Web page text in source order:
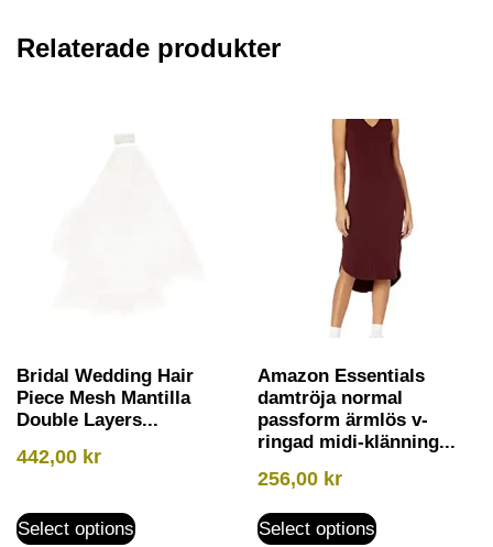
Relaterade produkter
Bridal Wedding Hair
Piece Mesh Mantilla
Double Layers...
442,00 kr
Select options
Amazon Essentials
damtröja normal
passform ärmlös v-
ringad midi-klänning...
256,00 kr
Select options